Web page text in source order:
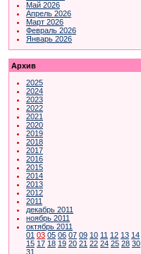
Май 2026
Апрель 2026
Март 2026
Февраль 2026
Январь 2026
Архив
2025
2024
2023
2022
2021
2020
2019
2018
2017
2016
2015
2014
2013
2012
2011
декабрь 2011
ноябрь 2011
октябрь 2011
01 03 05 06 07 09 10 11 12 13 14
15 17 18 19 20 21 22 24 25 28 30
31